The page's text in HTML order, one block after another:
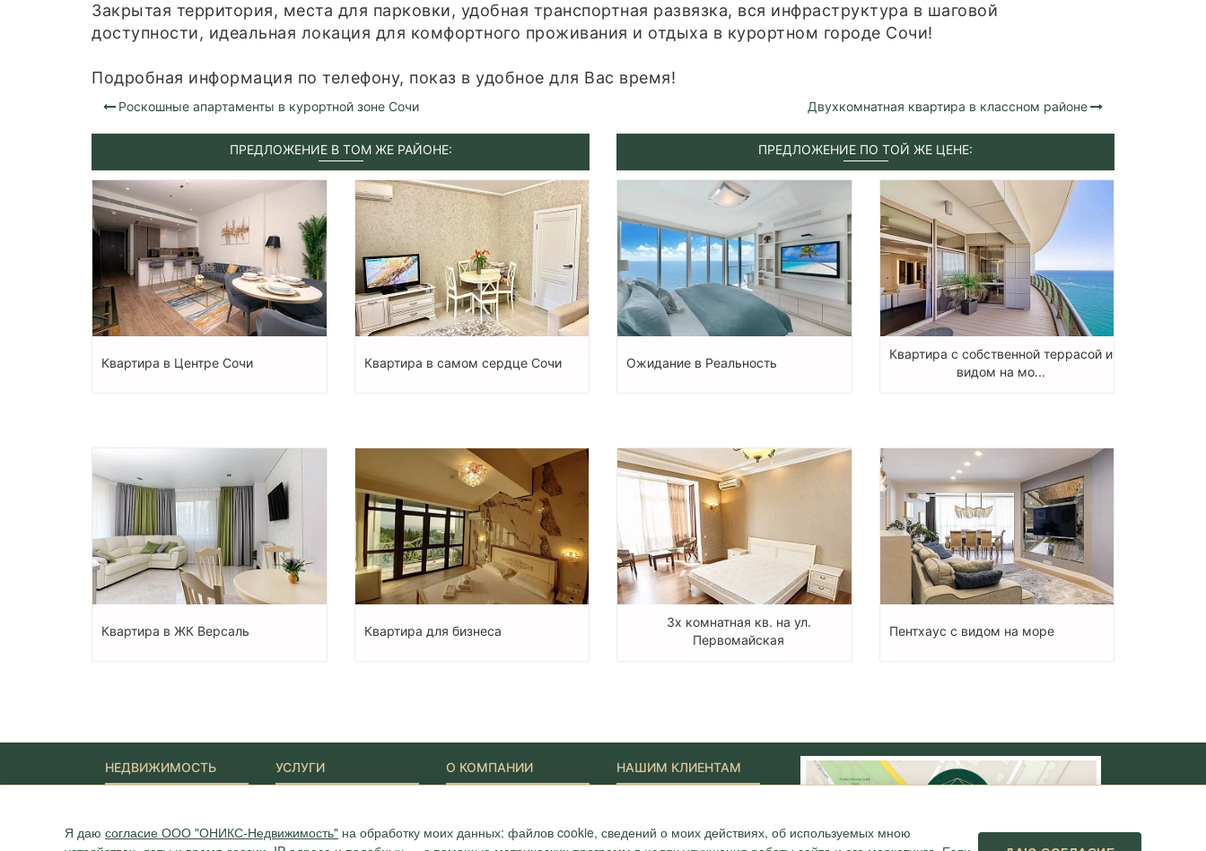
Закрытая территория, места для парковки, удобная транспортная развязка, вся инфраструктура в шаговой
доступности, идеальная локация для комфортного проживания и отдыха в курортном городе Сочи!
Подробная информация по телефону, показ в удобное для Вас время!
Роскошные апартаменты в курортной зоне Сочи Двухкомнатная квартира в классном районе
ПРЕДЛОЖЕНИЕ В ТОМ ЖЕ РАЙОНЕ:
Квартира в Центре Сочи Квартира в самом сердце Сочи
Квартира в ЖК Версаль Квартира для бизнеса
ПРЕДЛОЖЕНИЕ ПО ТОЙ ЖЕ ЦЕНЕ:
Ожидание в Реальность
Квартира с собственной террасой и
видом на мо...
3х комнатная кв. на ул.
Первомайская
Пентхаус с видом на море
Я даю согласие ООО "ОНИКС-Недвижимость" на обработку моих данных: файлов cookie, сведений о моих действиях, об используемых мною
НЕДВИЖИМОСТЬ
Дома
Участки
УСЛУГИ О КОМПАНИИ
ONYX-VIP
Сотрудники
НАШИМ КЛИЕНТАМ
Полезные статьи
Карта